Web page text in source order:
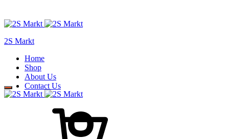
2S Markt
Home
Shop
About Us
Contact Us